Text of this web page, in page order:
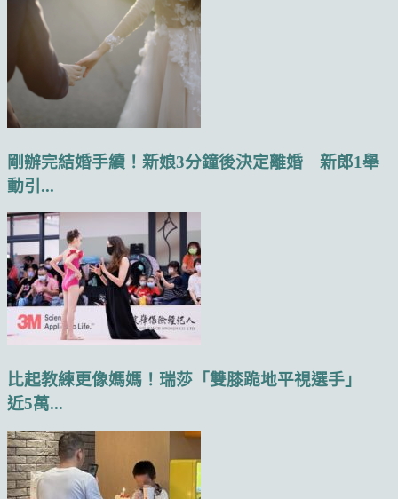
剛辦完結婚手續！新娘3分鐘後決定離婚 新郎1舉
動引...
比起教練更像媽媽！瑞莎「雙膝跪地平視選手」
近5萬...